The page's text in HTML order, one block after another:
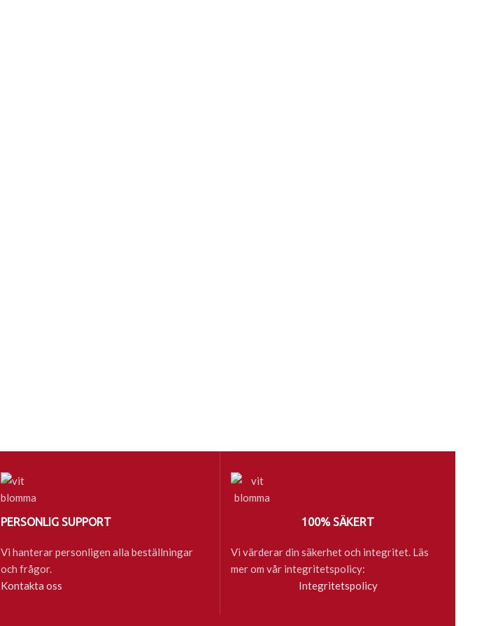
PERSONLIG SUPPORT
Vi hanterar personligen alla beställningar
och frågor.
Kontakta oss
100% SÄKERT
Vi värderar din säkerhet och integritet. Läs
mer om vår integritetspolicy:
Integritetspolicy
Inköp av böcker till skola